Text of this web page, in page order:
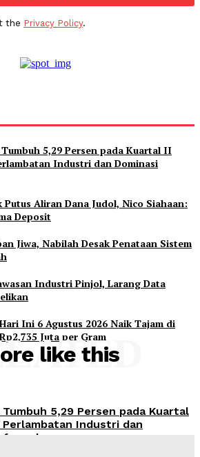
the Privacy Policy.
5,29 Persen pada Kuartal II
Industri dan Dominasi
Putus Aliran Dana Judol, Nico Siahaan:
Deposit
Jiwa, Nabilah Desak Penataan Sistem
Industri Pinjol, Larang Data
Ini 6 Agustus 2026 Naik Tajam di
Juta per Gram
like this
5,29 Persen pada Kuartal
Perlambatan Industri dan